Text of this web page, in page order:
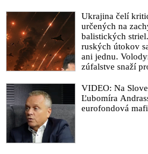
Ukrajina čelí
určených na
balistických
ruských útokov
ani jednu.
zúfalstve snaží
VIDEO: Na
Ľubomíra
eurofondová